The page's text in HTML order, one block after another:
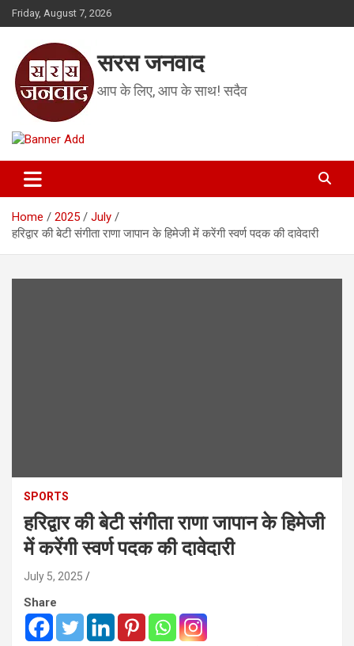
Skip
to
Friday, August 7, 2026
सरस जनवाद
आप के लिए, आप के साथ! सदैव
Home 2025
July
हरिद्वार की बेटी संगीता राणा जापान के हिमेजी में करेंगी स्वर्ण पदक की दावेदारी
SPORTS
हरिद्वार की बेटी संगीता राणा जापान के हिमेजी
में करेंगी स्वर्ण पदक की दावेदारी
July 5, 2025
Share